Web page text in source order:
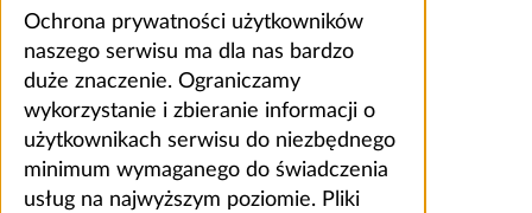
Ochrona prywatności użytkowników
naszego serwisu ma dla nas bardzo
duże znaczenie. Ograniczamy
wykorzystanie i zbieranie informacji o
użytkownikach serwisu do niezbędnego
minimum wymaganego do świadczenia
usług na najwyższym poziomie. Pliki